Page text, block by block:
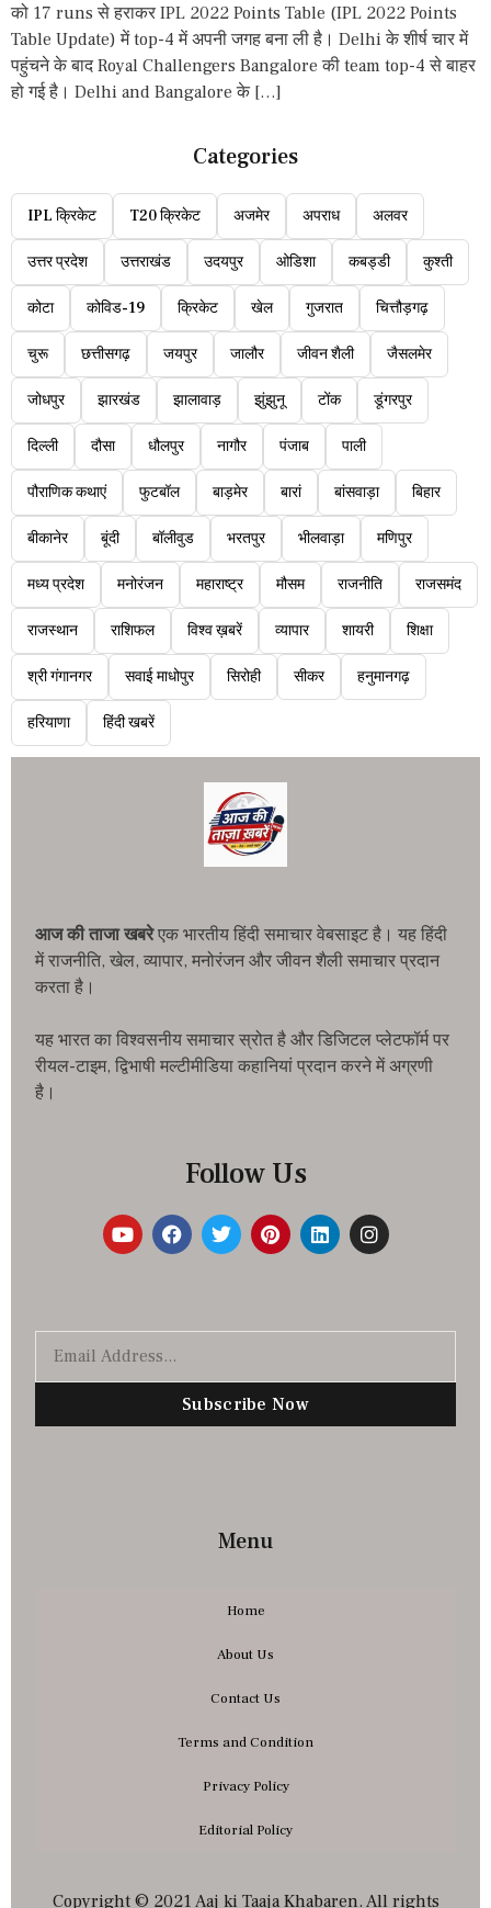
को 17 runs से हराकर IPL 2022 Points Table (IPL 2022 Points
Table Update) में top-4 में अपनी जगह बना ली है। Delhi के शीर्ष चार में
पहुंचने के बाद Royal Challengers Bangalore की team top-4 से बाहर
हो गई है। Delhi and Bangalore के […]
Categories
IPL क्रिकेट T20 क्रिकेट अजमेर अपराध अलवर
उत्तर प्रदेश उत्तराखंड उदयपुर ओडिशा कबड्डी कुश्ती
कोटा कोविड-19 क्रिकेट खेल गुजरात चित्तौड़गढ़
चुरू छत्तीसगढ़ जयपुर जालौर जीवन शैली जैसलमेर
जोधपुर झारखंड झालावाड़ झुंझुनू टोंक डूंगरपुर
दिल्ली दौसा धौलपुर नागौर पंजाब पाली
पौराणिक कथाएं फुटबॉल बाड़मेर बारां बांसवाड़ा बिहार
बीकानेर बूंदी बॉलीवुड भरतपुर भीलवाड़ा मणिपुर
मध्य प्रदेश मनोरंजन महाराष्ट्र मौसम राजनीति राजसमंद
राजस्थान राशिफल विश्व ख़बरें व्यापार शायरी शिक्षा
श्री गंगानगर सवाई माधोपुर सिरोही सीकर हनुमानगढ़
हरियाणा हिंदी खबरें
आज की ताजा खबरेएक भारतीय हिंदी समाचार वेबसाइट है। यह हिंदी
में राजनीति, खेल, व्यापार, मनोरंजन और जीवन शैली समाचार प्रदान
करता है।
यह भारत का विश्वसनीय समाचार स्रोत है और डिजिटल प्लेटफॉर्म पर
रीयल-टाइम, द्विभाषी मल्टीमीडिया कहानियां प्रदान करने में अग्रणी
है।
Follow Us
Subscribe Now
Menu
Home
About Us
Contact Us
Terms and Condition
Privacy Policy
Editorial Policy
Copyright © 2021 Aaj ki Taaja Khabaren. All rights